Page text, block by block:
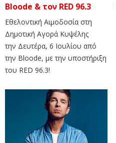
Bloode & τον RED 96.3
Εθελοντική Αιμοδοσία στη
Δημοτική Αγορά Κυψέλης
την Δευτέρα, 6 Ιουλίου από
την Bloode, με την υποστήριξη
του RED 96.3!